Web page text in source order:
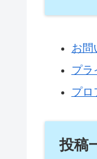
お問
プラ
プロ
投稿